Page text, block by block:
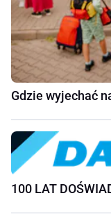
Gdzie wyjechać
100 LAT